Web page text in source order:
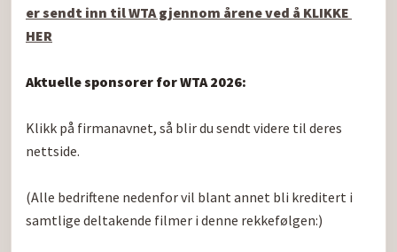
er sendt inn til WTA gjennom årene ved å KLIKKE
HER
Aktuelle sponsorer for WTA 2026:
Klikk på firmanavnet, så blir du sendt videre til deres
nettside.
(Alle bedriftene nedenfor vil blant annet bli kreditert i
samtlige deltakende filmer i denne rekkefølgen:)